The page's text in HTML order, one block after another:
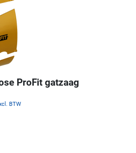
ProFit gatzaag
BTW